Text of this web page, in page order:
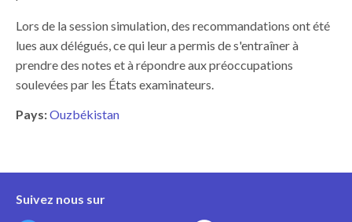
Lors de la session simulation, des recommandations ont été
lues aux délégués, ce qui leur a permis de s'entraîner à
prendre des notes et à répondre aux préoccupations
soulevées par les États examinateurs.
Pays:Ouzbékistan
Suivez nous sur